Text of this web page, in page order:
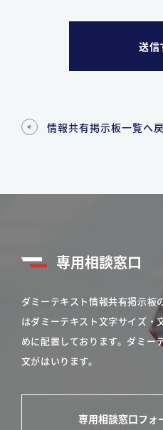
情報共有掲示板一覧へ
専用相談窓口
ダミーテキスト情報共有掲示板
はダミーテキスト文字サイズ・
めに配置しております。ダミー
文がはいります。
専用相談窓口フォ